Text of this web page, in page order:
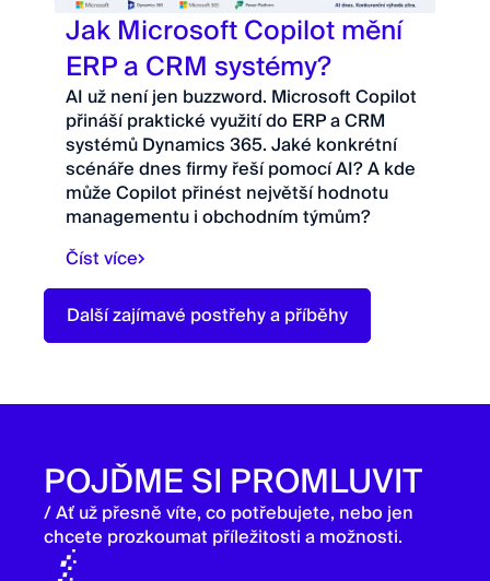
Jak Microsoft Copilot mění
ERP a CRM systémy?
AI už není jen buzzword. Microsoft Copilot
přináší praktické využití do ERP a CRM
systémů Dynamics 365. Jaké konkrétní
scénáře dnes firmy řeší pomocí AI? A kde
může Copilot přinést největší hodnotu
managementu i obchodním týmům?
Číst více
Další zajímavé postřehy a příběhy
POJĎME SI PROMLUVIT
/ Ať už přesně víte, co potřebujete, nebo jen
chcete prozkoumat příležitosti a možnosti.